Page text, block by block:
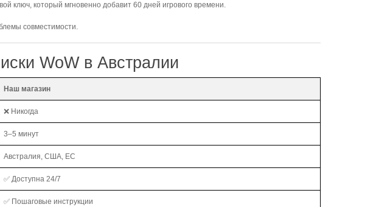
ключ, который мгновенно добавит 60 дней игрового времени.
совместимости.
WoW в Австралии
Наш магазин
❌ Никогда
3–5 минут
Австралия, США, ЕС
✅ Доступна 24/7
✅ Пошаговые инструкции